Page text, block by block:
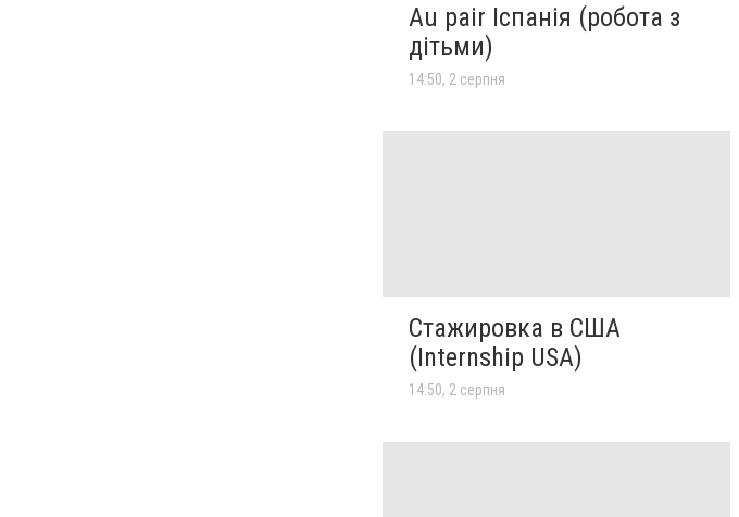
Au pair Іспанія (робота з
дітьми)
14:50, 2 серпня
Стажировка в США
(Internship USA)
14:50, 2 серпня